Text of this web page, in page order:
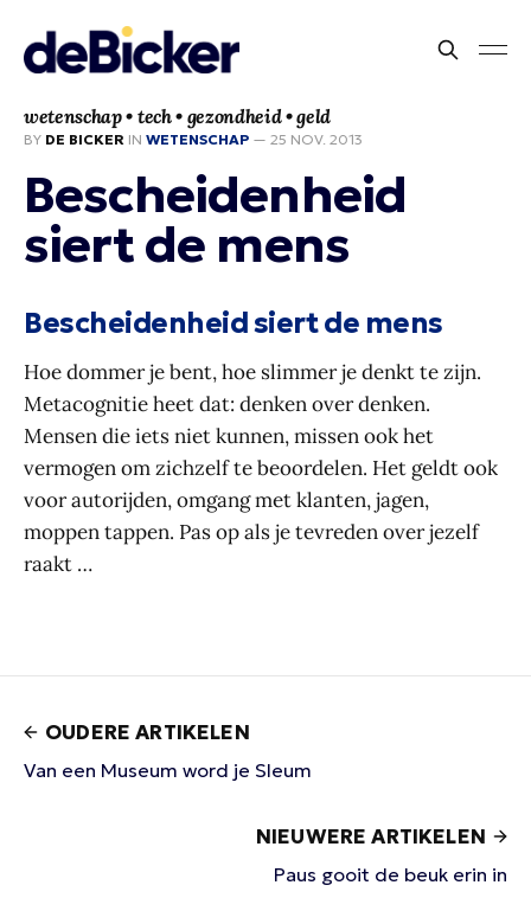
wetenschap • tech • gezondheid • geld
BY DE BICKER IN WETENSCHAP — 25 NOV. 2013
Bescheidenheid
siert de mens
Bescheidenheid siert de mens
Hoe dommer je bent, hoe slimmer je denkt te zijn.
Metacognitie heet dat: denken over denken.
Mensen die iets niet kunnen, missen ook het
vermogen om zichzelf te beoordelen. Het geldt ook
voor autorijden, omgang met klanten, jagen,
moppen tappen. Pas op als je tevreden over jezelf
raakt …
OUDERE ARTIKELEN
Van een Museum word je Sleum
NIEUWERE ARTIKELEN
Paus gooit de beuk erin in